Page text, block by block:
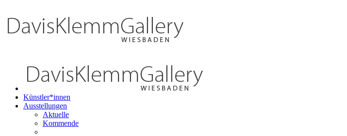
Künstler*innen
Ausstellungen
Aktuelle
Kommende